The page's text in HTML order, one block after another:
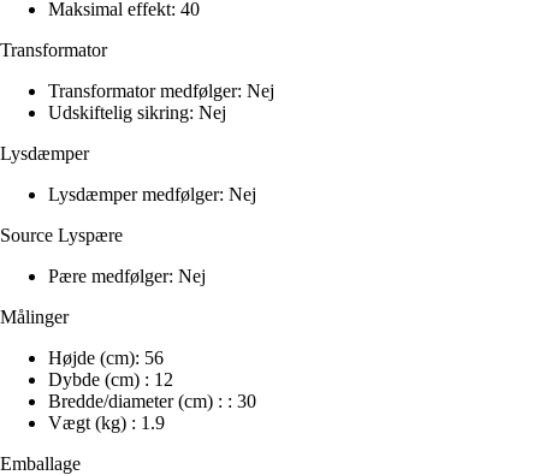
Maksimal effekt: 40
Transformator
Transformator medfølger: Nej
Udskiftelig sikring: Nej
Lysdæmper
Lysdæmper medfølger: Nej
Source Lyspære
Pære medfølger: Nej
Målinger
Højde (cm): 56
Dybde (cm) : 12
Bredde/diameter (cm) : : 30
Vægt (kg) : 1.9
Emballage